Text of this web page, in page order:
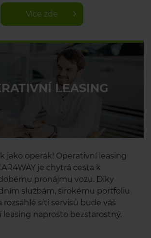
Více zde
LEASING
jako operák! Operativní leasing
je chytrá cesta k
pronájmu vozu. Díky
službám, širokému portfoliu
rozsáhlé síti servisů bude váš
leasing naprosto bezstarostný.